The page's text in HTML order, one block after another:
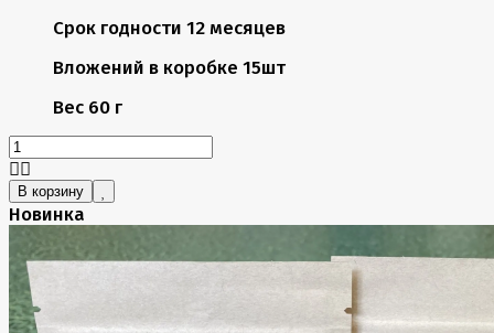
Срок годности 12 месяцев
Вложений в коробке 15шт
Вес 60 г
В корзину
Новинка